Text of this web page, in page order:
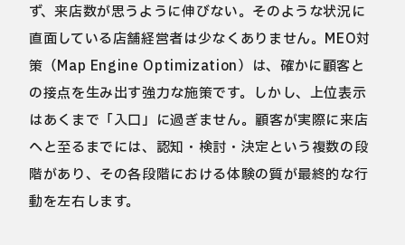
ず、来店数が思うように伸びない。そのような状況に
直面している店舗経営者は少なくありません。MEO対
策（Map Engine Optimization）は、確かに顧客と
の接点を生み出す強力な施策です。しかし、上位表示
はあくまで「入口」に過ぎません。顧客が実際に来店
へと至るまでには、認知・検討・決定という複数の段
階があり、その各段階における体験の質が最終的な行
動を左右します。